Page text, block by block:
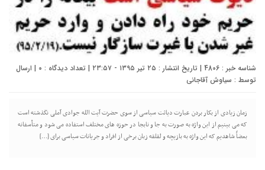
شناسه خبر : 4806 | تاریخ انتشار : ۲۵ تیر ۱۳۹۵ - ۲۳:۵۷ | تعداد دیدگاه : ۰ | ارسال
توسط : سیاوش آقاجانی
زمان زیادی از بکار بردن عبارت دیاثت سیاسی از سوی حضرت آیت الله جوادی آملی نگذشته است
که می بینیم از این واژه به صورت به جا و نابجا در حوزه های مختلف استفاده می شود و متأسفانه
بعضاً شاهدیم که این واژه به بازیچه و لقلقه زبان برخی از افراد و جریانات سیاسی برای […]